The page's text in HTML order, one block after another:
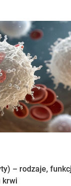
– rodzaje,
krwi